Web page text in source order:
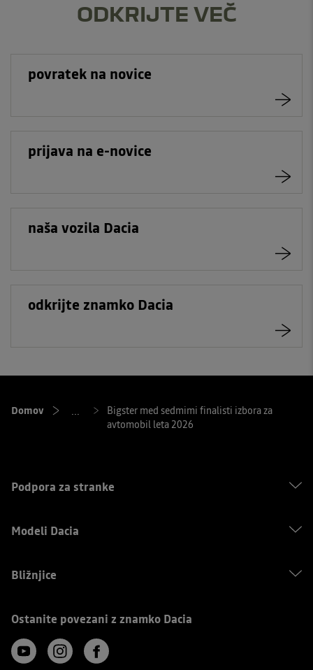
ODKRIJTE VEČ
povratek na novice
prijava na e-novice
naša vozila Dacia
odkrijte znamko Dacia